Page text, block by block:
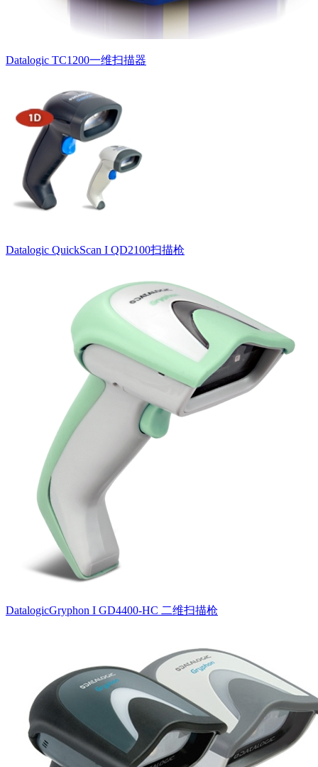
Datalogic TC1200一维扫描器
Datalogic QuickScan I QD2100扫描枪
DatalogicGryphon I GD4400-HC 二维扫描枪